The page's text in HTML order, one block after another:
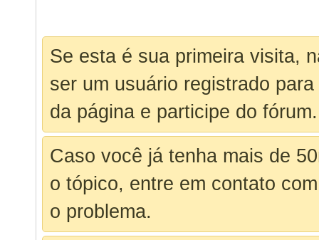
Se esta é sua primeira visita,
ser um usuário registrado
da página e participe do fórum.
Caso você já tenha mais de
o tópico, entre em contato
o problema.